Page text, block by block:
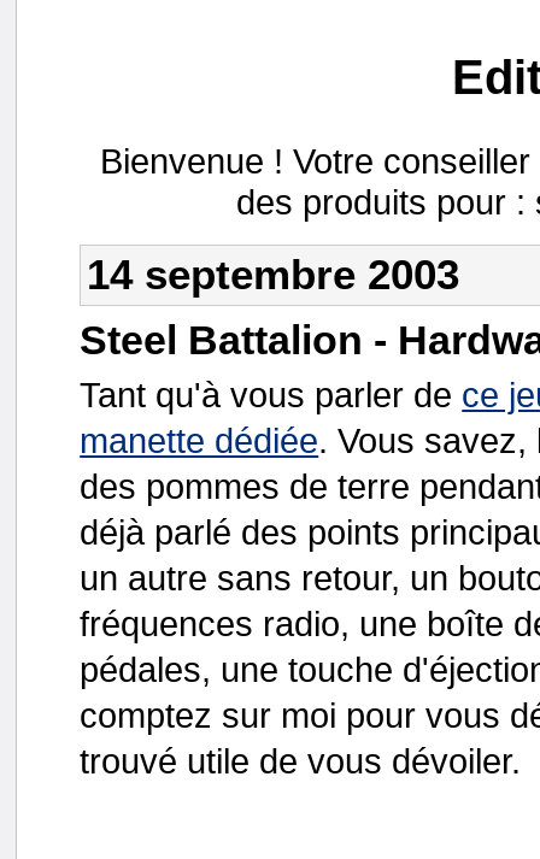
Bienvenue ! Votre
des produits pour :
14 septembre 2003
Steel Battalion -
Tant qu'à vous parler de ce
manette dédiée. Vous
des pommes de terre
déjà parlé des points
un autre sans retour, un
fréquences radio, une boîte
pédales, une touche
comptez sur moi pour vous
trouvé utile de vous dévoiler.